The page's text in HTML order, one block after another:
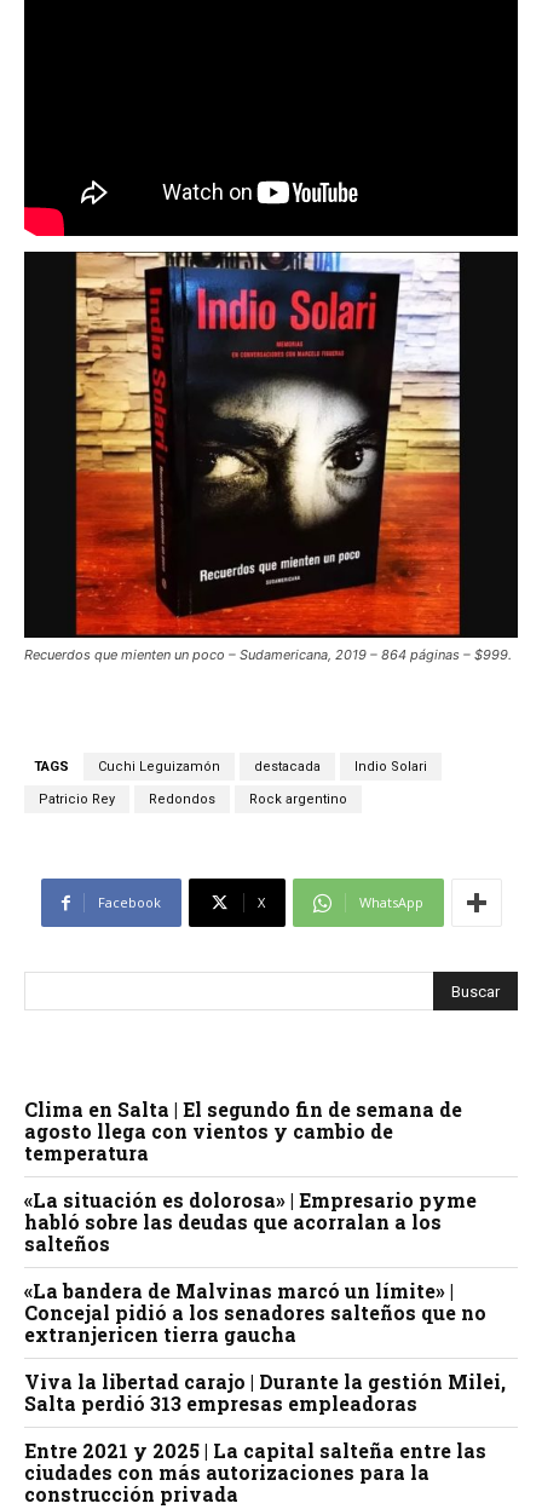
Recuerdos que mienten un poco – Sudamericana, 2019 – 864 páginas – $999.
TAGS Cuchi Leguizamón destacada Indio Solari
Patricio Rey Redondos Rock argentino
Facebook X WhatsApp
Clima en Salta | El segundo fin de semana de
agosto llega con vientos y cambio de
temperatura
«La situación es dolorosa» | Empresario pyme
habló sobre las deudas que acorralan a los
salteños
«La bandera de Malvinas marcó un límite» |
Concejal pidió a los senadores salteños que no
extranjericen tierra gaucha
Viva la libertad carajo | Durante la gestión Milei,
Salta perdió 313 empresas empleadoras
Entre 2021 y 2025 | La capital salteña entre las
ciudades con más autorizaciones para la
construcción privada